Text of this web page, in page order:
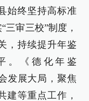
始终坚持高标准
审三校”制度，
，持续提升年鉴
。《德化年鉴
发展大局，聚焦
建等重点工作，